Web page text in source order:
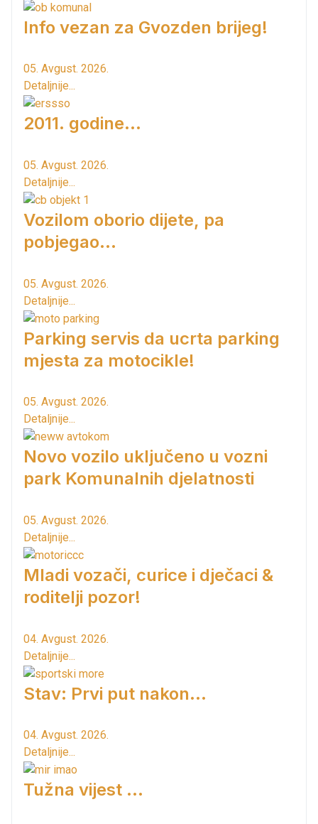
Info vezan za Gvozden brijeg!
05. Avgust. 2026.
Detaljnije...
2011. godine...
05. Avgust. 2026.
Detaljnije...
Vozilom oborio dijete, pa
pobjegao...
05. Avgust. 2026.
Detaljnije...
Parking servis da ucrta parking
mjesta za motocikle!
05. Avgust. 2026.
Detaljnije...
Novo vozilo uključeno u vozni
park Komunalnih djelatnosti
05. Avgust. 2026.
Detaljnije...
Mladi vozači, curice i dječaci &
roditelji pozor!
04. Avgust. 2026.
Detaljnije...
Stav: Prvi put nakon…
04. Avgust. 2026.
Detaljnije...
Tužna vijest ...